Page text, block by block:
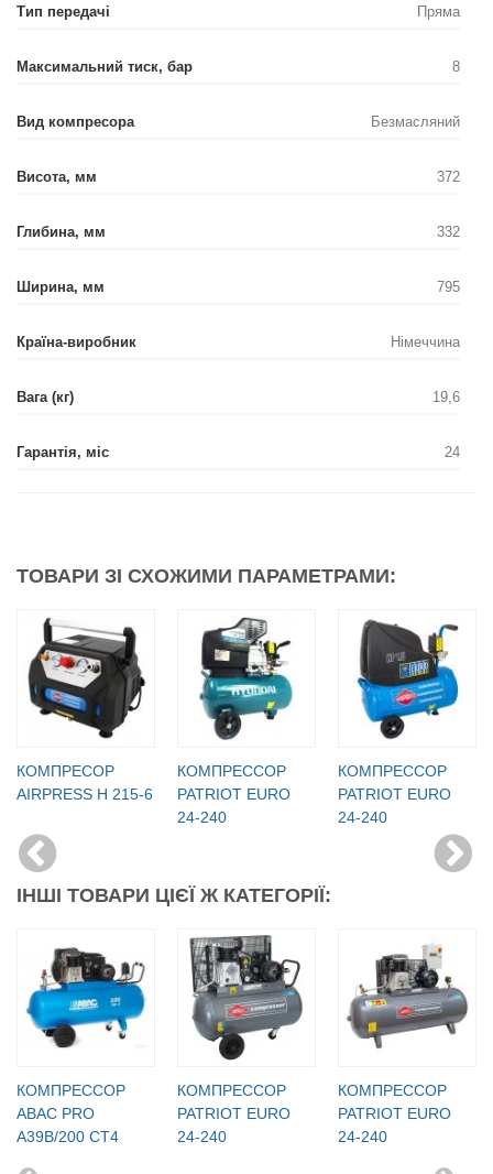
Тип передачі Пряма
Максимальний тиск, бар 8
Вид компресора Безмасляний
Висота, мм 372
Глибина, мм 332
Ширина, мм 795
Країна-виробник Німеччина
Вага (кг) 19,6
Гарантія, міс 24
ТОВАРИ ЗІ СХОЖИМИ ПАРАМЕТРАМИ:
КОМПРЕСОР
AIRPRESS H 215-6
КОМПРЕССОР
PATRIOT EURO
24-240
КОМПРЕССОР
PATRIOT EURO
24-240
ІНШІ ТОВАРИ ЦІЄЇ Ж КАТЕГОРІЇ:
КОМПРЕССОР
ABAC PRO
A39B/200 CT4
КОМПРЕССОР
PATRIOT EURO
24-240
КОМПРЕССОР
PATRIOT EURO
24-240